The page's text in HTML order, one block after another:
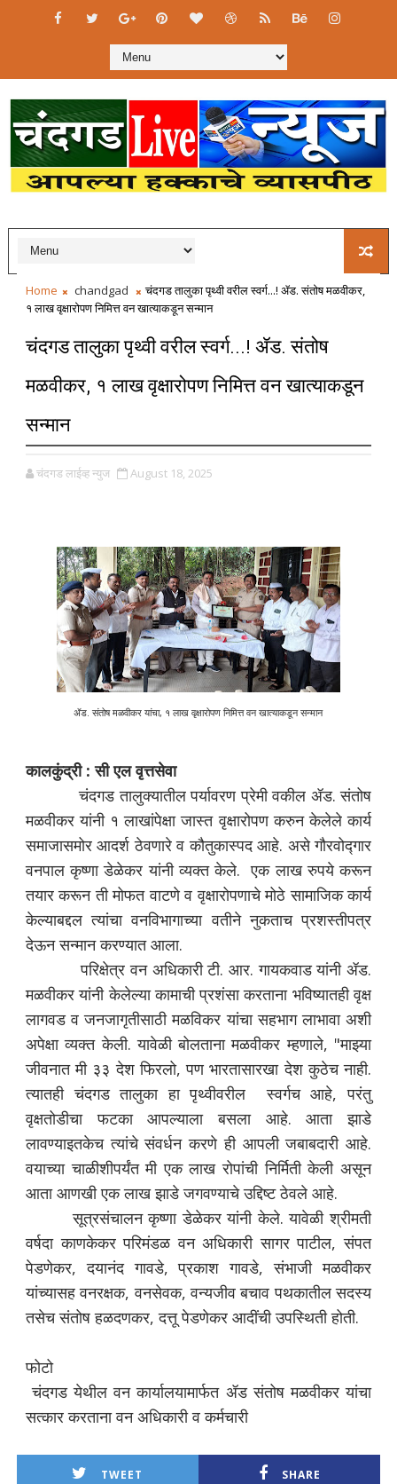
Home chandgad
चंदगड तालुका पृथ्वी वरील स्वर्ग...! ॲड. संतोष मळवीकर,
१ लाख वृक्षारोपण निमित्त वन खात्याकडून सन्मान
चंदगड तालुका पृथ्वी वरील स्वर्ग...! ॲड. संतोष
मळवीकर, १ लाख वृक्षारोपण निमित्त वन खात्याकडून
सन्मान
चंदगड लाईव्ह न्युज August 18, 2025
ॲड. संतोष मळवीकर यांचा, १ लाख वृक्षारोपण निमित्त वन खात्याकडून सन्मान
कालकुंद्री : सी एल वृत्तसेवा
चंदगड तालुक्यातील पर्यावरण प्रेमी वकील ॲड. संतोष
मळवीकर यांनी १ लाखांपेक्षा जास्त वृक्षारोपण करुन केलेले कार्य
समाजासमोर आदर्श ठेवणारे व कौतुकास्पद आहे. असे गौरवोद्गार
वनपाल कृष्णा डेळेकर यांनी व्यक्त केले. एक लाख रुपये करून
तयार करून ती मोफत वाटणे व वृक्षारोपणाचे मोठे सामाजिक कार्य
केल्याबद्दल त्यांचा वनविभागाच्या वतीने नुकताच प्रशस्तीपत्र
देऊन सन्मान करण्यात आला.
परिक्षेत्र वन अधिकारी टी. आर. गायकवाड यांनी ॲड.
मळवीकर यांनी केलेल्या कामाची प्रशंसा करताना भविष्यातही वृक्ष
लागवड व जनजागृतीसाठी मळविकर यांचा सहभाग लाभावा अशी
अपेक्षा व्यक्त केली. यावेळी बोलताना मळवीकर म्हणाले, "माझ्या
जीवनात मी ३३ देश फिरलो, पण भारतासारखा देश कुठेच नाही.
त्यातही चंदगड तालुका हा पृथ्वीवरील स्वर्गच आहे, परंतु
वृक्षतोडीचा फटका आपल्याला बसला आहे. आता झाडे
लावण्याइतकेच त्यांचे संवर्धन करणे ही आपली जबाबदारी आहे.
वयाच्या चाळीशीपर्यंत मी एक लाख रोपांची निर्मिती केली असून
आता आणखी एक लाख झाडे जगवण्याचे उद्दिष्ट ठेवले आहे.
सूत्रसंचालन कृष्णा डेळेकर यांनी केले. यावेळी श्रीमती
वर्षदा काणकेकर परिमंडळ वन अधिकारी सागर पाटील, संपत
पेडणेकर, दयानंद गावडे, प्रकाश गावडे, संभाजी मळवीकर
यांच्यासह वनरक्षक, वनसेवक, वन्यजीव बचाव पथकातील सदस्य
तसेच संतोष हळदणकर, दत्तू पेडणेकर आदींची उपस्थिती होती.
फोटो
चंदगड येथील वन कार्यालयामार्फत ॲड संतोष मळवीकर यांचा
सत्कार करताना वन अधिकारी व कर्मचारी
TWEET SHARE